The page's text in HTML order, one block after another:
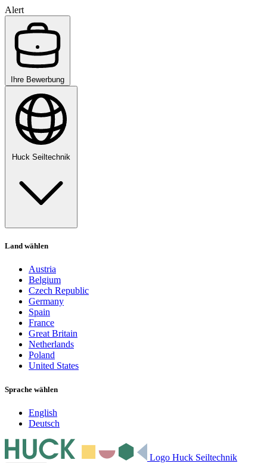
Alert
Ihre Bewerbung
Huck Seiltechnik
Land wählen
Austria
Belgium
Czech Republic
Germany
Spain
France
Great Britain
Netherlands
Poland
United States
Sprache wählen
English
Deutsch
Logo Huck Seiltechnik